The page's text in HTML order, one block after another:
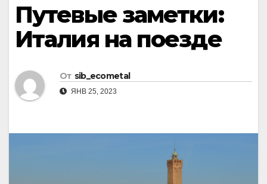
Путевые заметки:
Италия на поезде
От sib_ecometal
ЯНВ 25, 2023